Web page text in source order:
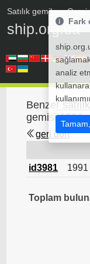
Satılık gemiler• Gemi
ship.org.ua
Benzer
gemisi 1991,
geri dön
id3981
1991
Toplam
Fark
analiz